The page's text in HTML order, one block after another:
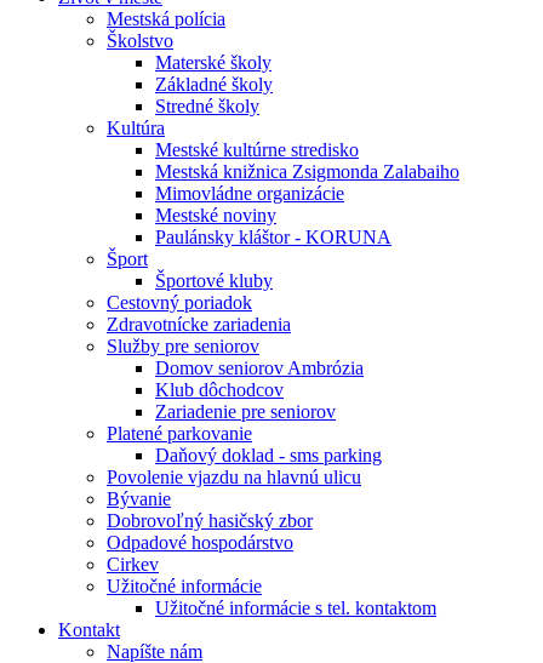
Mestská polícia
Školstvo
Materské školy
Základné školy
Stredné školy
Kultúra
Mestské kultúrne stredisko
Mestská knižnica Zsigmonda Zalabaiho
Mimovládne organizácie
Mestské noviny
Paulánsky kláštor - KORUNA
Šport
Športové kluby
Cestovný poriadok
Zdravotnícke zariadenia
Služby pre seniorov
Domov seniorov Ambrózia
Klub dôchodcov
Zariadenie pre seniorov
Platené parkovanie
Daňový doklad - sms parking
Povolenie vjazdu na hlavnú ulicu
Bývanie
Dobrovoľný hasičský zbor
Odpadové hospodárstvo
Cirkev
Užitočné informácie
Užitočné informácie s tel. kontaktom
Kontakt
Napíšte nám